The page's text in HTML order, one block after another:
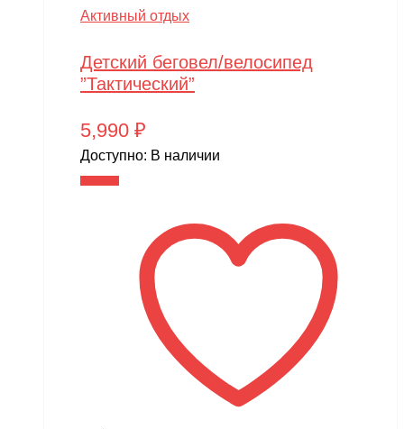
Активный отдых
Детский беговел/велосипед
”Тактический”
5,990 ₽
Доступно: В наличии